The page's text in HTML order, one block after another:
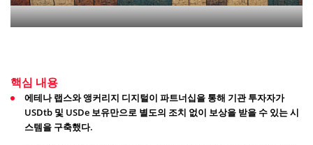
핵심 내용
에테나 랩스와 앵커리지 디지털이 파트너십을 통해 기관 투자자가
USDtb 및 USDe 보유만으로 별도의 조치 없이 보상을 받을 수 있는 시
스템을 구축했다.